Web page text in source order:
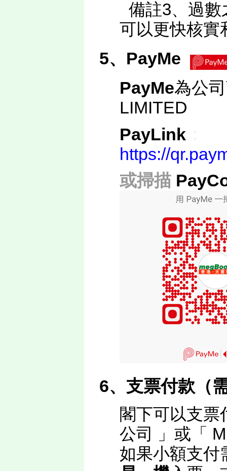
備註3、過
可以更快核實
5、PayMe
PayMe為公
LIMITED
PayLink
https://
或掃描
6、 支票付款（
閣下可以支票
公司 」或「
如果小額支付